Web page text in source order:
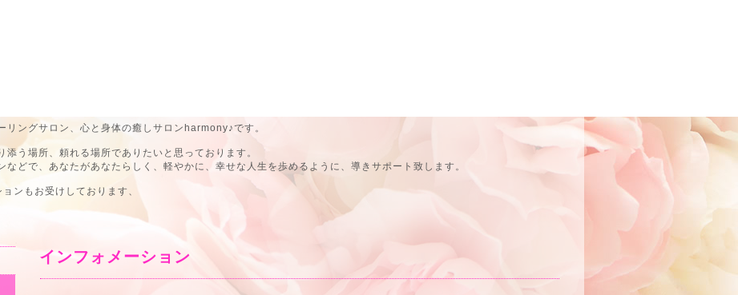
リングサロン、心と身体の癒しサロンharmony♪です。
う場所、頼れる場所でありたいと思っております。
などで、あなたがあなたらしく、軽やかに、幸せな人生を歩めるように、導きサポート致します。
ンもお受けしております、
インフォメーション